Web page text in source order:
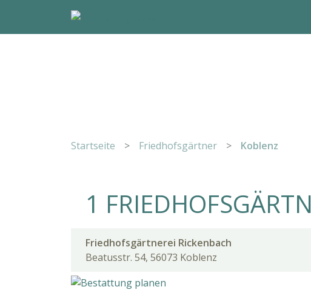
Startseite > Friedhofsgärtner > Koblenz
1
Friedhofsgärtnerei Rickenbach
Beatusstr. 54, 56073 Koblenz